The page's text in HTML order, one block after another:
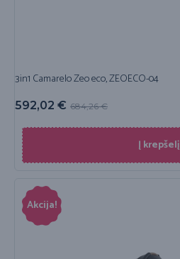
3in1 Camarelo Zeo eco, ZEOECO-04
684,26€
592,02 €
Į krepšelį
Akcija!